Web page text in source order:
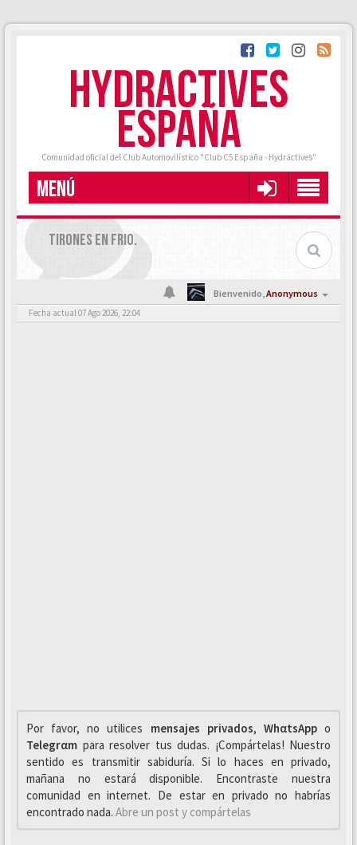
HYDRACTIVES
ESPAÑA
Comunidad oficial del Club Automovilístico "Club C5 España - Hydractives"
MENÚ
TIRONES EN FRIO.
Bienvenido,Anonymous
Fecha actual 07 Ago 2026, 22:04
Por favor, no utilices mensajes privados, WhαtsAppo
Telegrαm para resolver tus dudas. ¡Compártelas! Nuestro
sentido es transmitir sabiduría. Si lo haces en privado,
mañana no estará disponible. Encontraste nuestra
comunidad en internet. De estar en privado no habrías
encontrado nada. Abre un post y compártelas